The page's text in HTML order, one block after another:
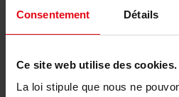
Consentement Détails
Ce site web utilise des cookies.
La loi stipule que nous ne
Kleur
Essentiel
Satiné
Selecteer de productkenmerken.